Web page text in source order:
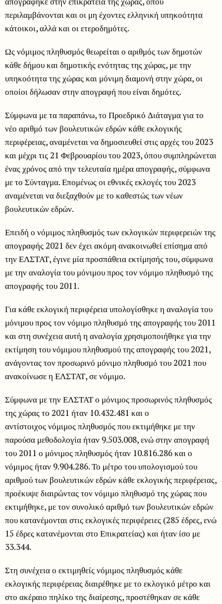
περιλαμβάνονται και οι μη έχοντες ελληνική υπηκοότητα
κάτοικοι, αλλά και οι ετεροδημότες.
Ως νόμιμος πληθυσμός θεωρείται ο αριθμός των δημοτών
κάθε δήμου και δημοτικής ενότητας της χώρας, με την
υπηκοότητα της χώρας και μόνιμη διαμονή στην χώρα, οι
οποίοι δήλωσαν στην απογραφή που είναι δημότες.
Σύμφωνα με τα παραπάνω, το Προεδρικό Διάταγμα για το
νέο αριθμό των βουλευτικών εδρών κάθε εκλογικής
περιφέρειας, αναμένεται να δημοσιευθεί στις αρχές του 2023
και μέχρι τις 21 Φεβρουαρίου του 2023, όπου συμπληρώνεται
ένας χρόνος από την τελευταία ημέρα απογραφής, σύμφωνα
με το Σύνταγμα. Επομένως οι εθνικές εκλογές του 2023
αναμένεται να διεξαχθούν με το καθεστώς των νέων
βουλευτικών εδρών.
Επειδή ο νόμιμος πληθυσμός των εκλογικών περιφερειών της
απογραφής 2021 δεν έχει ακόμη ανακοινωθεί επίσημα από
την ΕΛΣΤΑΤ, έγινε μία προσπάθεια εκτίμησής του, σύμφωνα
με την αναλογία του μόνιμου προς τον νόμιμο πληθυσμό της
απογραφής του 2011.
Για κάθε εκλογική περιφέρεια υπολογίσθηκε η αναλογία του
μόνιμου προς τον νόμιμο πληθυσμό της απογραφής του 2011
και στη συνέχεια αυτή η αναλογία χρησιμοποιήθηκε για την
εκτίμηση του νόμιμου πληθυσμού της απογραφής του 2021,
ανάγοντας τον προσωρινό μόνιμο πληθυσμό του 2021 που
ανακοίνωσε η ΕΛΣΤΑΤ, σε νόμιμο.
Σύμφωνα με την ΕΛΣΤΑΤ ο μόνιμος προσωρινός πληθυσμός
της χώρας το 2021 ήταν 10.432.481 και ο
αντίστοιχος νόμιμος πληθυσμός που εκτιμήθηκε με την
παρούσα μεθοδολογία ήταν 9.503.008, ενώ στην απογραφή
του 2011 ο μόνιμος πληθυσμός ήταν 10.816.286 και ο
νόμιμος ήταν 9.904.286. Το μέτρο του υπολογισμού του
αριθμού των βουλευτικών εδρών κάθε εκλογικής περιφέρειας,
προέκυψε διαιρώντας τον νόμιμο πληθυσμό της χώρας που
εκτιμήθηκε, με τον συνολικό αριθμό των βουλευτικών εδρών
που κατανέμονται στις εκλογικές περιφέρειες (285 έδρες, ενώ
15 έδρες κατανέμονται στο Επικρατείας) και ήταν ίσο με
33.344.
Στη συνέχεια ο εκτιμηθείς νόμιμος πληθυσμός κάθε
εκλογικής περιφέρειας διαιρέθηκε με το εκλογικό μέτρο και
στο ακέραιο πηλίκο της διαίρεσης, προστέθηκαν σε κάθε